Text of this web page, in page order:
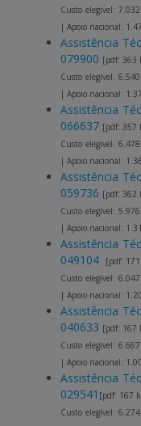
Custo elegível:
| Apoio nacional:
Assistência
079900 [pdf: 363
Custo elegível:
| Apoio nacional:
Assistência
066637 [pdf: 357
Custo elegível:
| Apoio nacional:
Assistência
059736 [pdf: 362
Custo elegível:
| Apoio nacional:
Assistência
049104
[pdf:
Custo elegível:
| Apoio nacional:
Assistência
040633 [pdf: 167
Custo elegível:
| Apoio nacional:
Assistência
029541 [pdf: 167
Custo elegível: